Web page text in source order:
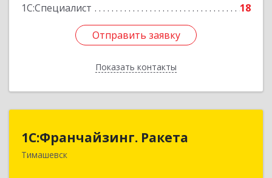
1С:Специалист
18
Отправить заявку
Показать контакты
Отправить заявку
Назад
1С:Франчайзинг. Ракета
Тимашевск
1С:Франчайзинг. Ракета
Краснодарский край, Тимашевский р-н,